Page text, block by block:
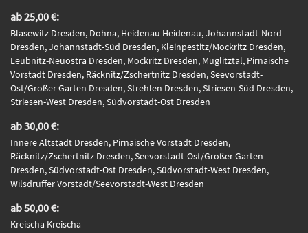
ab 25,00 €:
Blasewitz Dresden, Dohna, Heidenau Heidenau, Johannstadt-Nord
Dresden, Johannstadt-Süd Dresden, Kleinpestitz/Mockritz Dresden,
Leubnitz-Neuostra Dresden, Mockritz Dresden, Müglitztal, Pirnaische
Vorstadt Dresden, Räcknitz/Zschertnitz Dresden, Seevorstadt-
Ost/Großer Garten Dresden, Strehlen Dresden, Striesen-Süd Dresden,
Striesen-West Dresden, Südvorstadt-Ost Dresden
ab 30,00 €:
Innere Altstadt Dresden, Pirnaische Vorstadt Dresden,
Räcknitz/Zschertnitz Dresden, Seevorstadt-Ost/Großer Garten
Dresden, Südvorstadt-Ost Dresden, Südvorstadt-West Dresden,
Wilsdruffer Vorstadt/Seevorstadt-West Dresden
ab 50,00 €:
Kreischa Kreischa